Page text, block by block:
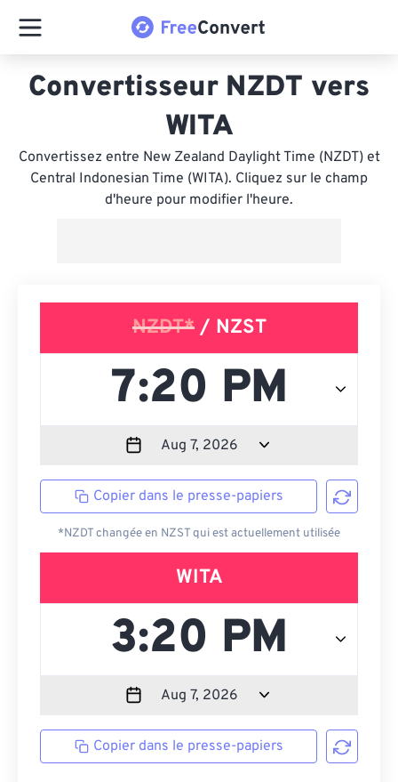
Convertisseur NZDT vers
WITA
Convertissez entre New Zealand Daylight Time (NZDT) et
Central Indonesian Time (WITA). Cliquez sur le champ
d'heure pour modifier l'heure.
NZDT*/ NZST
Copier dans le presse-papiers
*NZDT changée en NZST qui est actuellement utilisée
WITA
Copier dans le presse-papiers